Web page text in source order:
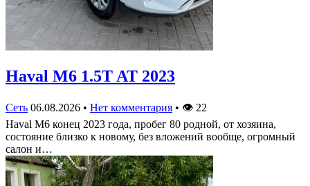
Haval M6 1.5T AT 2023
Сеть 06.08.2026 • Нет комментария • 👁 22
Haval M6 конец 2023 года, пробег 80 родной, от хозяина,
состояние близко к новому, без вложений вообще, огромный
салон и…